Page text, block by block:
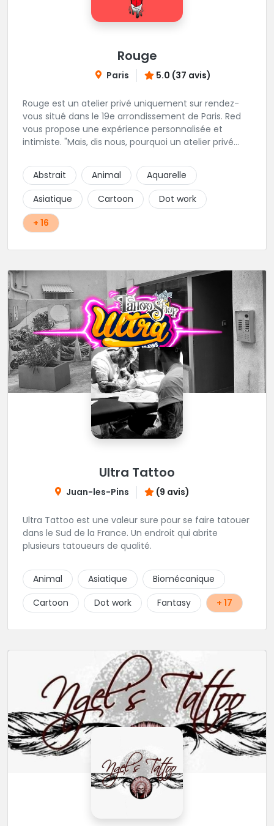
Rouge
Paris 5.0 (37 avis)
Rouge est un atelier privé uniquement sur rendez-
vous situé dans le 19e arrondissement de Paris. Red
vous propose une expérience personnalisée et
intimiste. "Mais, dis nous, pourquoi un atelier privé
qualité de service à tous les tatoué(e)s. L'intérêt est
de prendre son temps, faire les bons choix, et
toujours se donner à 1000 %. Sans oublier, une
hygiène irréprochable. La bonne humeur, l'échange,
le respect, faire un travail personnalisé et toujours de
qualité, sont les mots d'ordre dans cet atelier. " Si
Abstrait Animal
Aquarelle
Asiatique
Cartoon
Dot work
+ 16
Ultra Tattoo
Juan-les-Pins (9 avis)
Ultra Tattoo est une valeur sure pour se faire tatouer
dans le Sud de la France. Un endroit qui abrite
plusieurs tatoueurs de qualité.
Animal Asiatique
Biomécanique
Cartoon
Dot work Fantasy + 17